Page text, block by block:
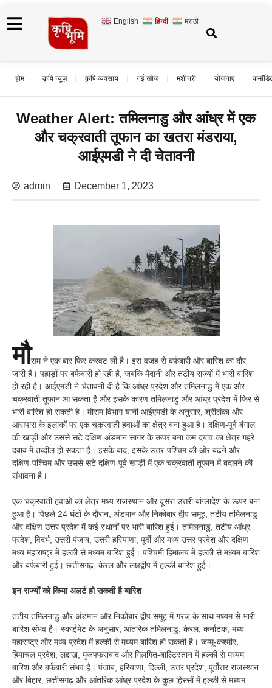
English हिन्दी मराठी
होम कृषि न्यूज़ कृषि व्यवसाय नई खोज मशीनरी योजनाएं
Weather Alert: तमिलनाडु और आंध्र में एक
और चक्रवाती तूफान का खतरा मंडराया,
आईएमडी ने दी चेतावनी
admin December 1, 2023
मौसम ने एक बार फिर करवट ली है। इस वजह से बर्फबारी और बारिश का दौर
जारी है। पहाड़ों पर बर्फबारी हो रही है, जबकि मैदानी और तटीय राज्यों में भारी बारिश
हो रही है। आईएमडी ने चेतावनी दी है कि आंध्र प्रदेश और तमिलनाडु में एक और
चक्रवाती तूफान आ सकता है और इसके कारण तमिलनाडु और आंध्र प्रदेश में फिर से
भारी बारिश हो सकती है। मौसम विभाग यानी आईएमडी के अनुसार, श्रीलंका और
आसपास के इलाकों पर एक चक्रवाती हवाओं का क्षेत्र बना हुआ है। दक्षिण-पूर्व बंगाल
की खाड़ी और उससे सटे दक्षिण अंडमान सागर के ऊपर बना कम दबाव का क्षेत्र गहरे
दबाव में तब्दील हो सकता है। इसके बाद, इसके उत्तर-पश्चिम की ओर बढ़ने और
दक्षिण-पश्चिम और उससे सटे दक्षिण-पूर्व खाड़ी में एक चक्रवाती तूफान में बदलने की
संभावना है।
एक चक्रवाती हवाओं का क्षेत्र मध्य राजस्थान और दूसरा उत्तरी बांग्लादेश के ऊपर बना
हुआ है। पिछले 24 घंटों के दौरान, अंडमान और निकोबार द्वीप समूह, तटीय तमिलनाडु
और दक्षिण उत्तर प्रदेश में कई स्थानों पर भारी बारिश हुई। तमिलनाडु, तटीय आंध्र
प्रदेश, विदर्भ, उत्तरी पंजाब, उत्तरी हरियाणा, पूर्वी और मध्य उत्तर प्रदेश और दक्षिण
मध्य महाराष्ट्र में हल्की से मध्यम बारिश हुई। पश्चिमी हिमालय में हल्की से मध्यम बारिश
और बर्फबारी हुई। छत्तीसगढ़, केरल और लक्षद्वीप में हल्की बारिश हुई।
इन राज्यों को किया अलर्ट हो सकती है बारिश
तटीय तमिलनाडु और अंडमान और निकोबार द्वीप समूह में गरज के साथ मध्यम से भारी
बारिश संभव है। स्काईमेट के अनुसार, आंतरिक तमिलनाडु, केरल, कर्नाटक, मध्य
महाराष्ट्र और मध्य प्रदेश में हल्की से मध्यम बारिश हो सकती है। जम्मू-कश्मीर,
हिमाचल प्रदेश, लद्दाख, मुजफ्फराबाद और गिलगित-बाल्टिस्तान में हल्की से मध्यम
बारिश और बर्फबारी संभव है। पंजाब, हरियाणा, दिल्ली, उत्तर प्रदेश, पूर्वोत्तर राजस्थान
और बिहार, छत्तीसगढ़ और आंतरिक आंध्र प्रदेश के कुछ हिस्सों में हल्की से मध्यम